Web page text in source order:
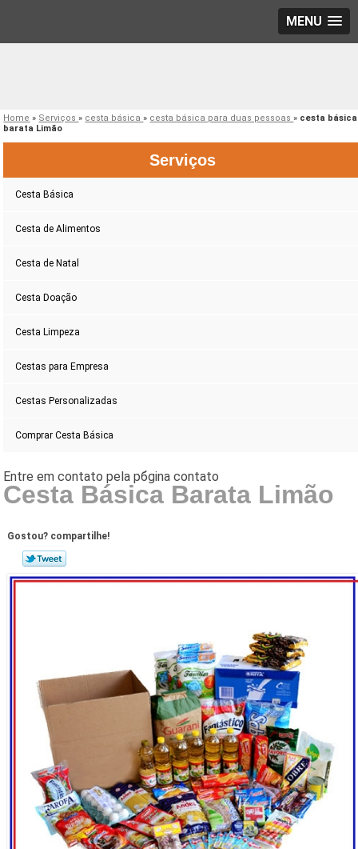
MENU
Home » Serviços» cesta básica» cesta básica para duas pessoas» cesta básica
barata Limão
Serviços
Cesta Básica
Cesta de Alimentos
Cesta de Natal
Cesta Doação
Cesta Limpeza
Cestas para Empresa
Cestas Personalizadas
Comprar Cesta Básica
Cesta Básica Barata Limão
Gostou? compartilhe!